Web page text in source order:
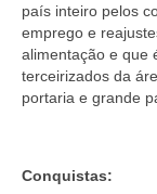
país inteiro pelos
emprego e
alimentação e que
terceirizados da
portaria e grande
Conquistas: